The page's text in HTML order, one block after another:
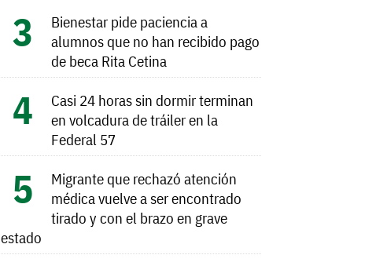
Bienestar pide paciencia a
alumnos que no han recibido pago
de beca Rita Cetina
Casi 24 horas sin dormir terminan
en volcadura de tráiler en la
Federal 57
Migrante que rechazó atención
médica vuelve a ser encontrado
tirado y con el brazo en grave
estado